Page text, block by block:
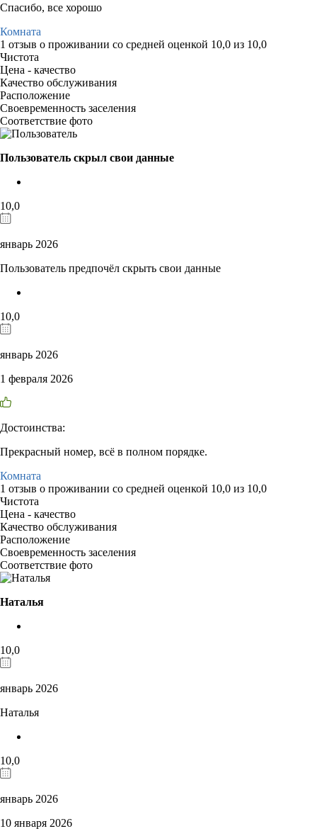
Спасибо, все хорошо
Комната
1 отзыв о проживании со средней оценкой 10,0 из 10,0
Чистота
Цена - качество
Качество обслуживания
Расположение
Своевременность заселения
Соответствие фото
Пользователь скрыл свои данные
10,0
январь 2026
Пользователь предпочёл скрыть свои данные
10,0
январь 2026
1 февраля 2026
Достоинства:
Прекрасный номер, всё в полном порядке.
Комната
1 отзыв о проживании со средней оценкой 10,0 из 10,0
Чистота
Цена - качество
Качество обслуживания
Расположение
Своевременность заселения
Соответствие фото
Наталья
10,0
январь 2026
Наталья
10,0
январь 2026
10 января 2026